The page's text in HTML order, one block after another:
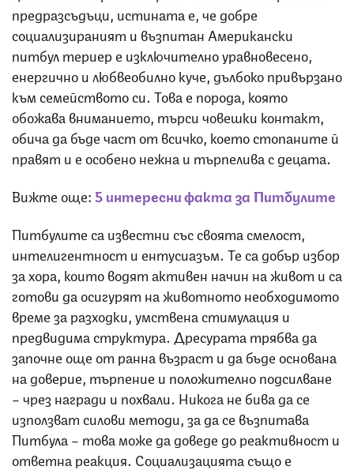
предразсъдъци, истината е, че добре
социализираният и възпитан Американски
питбул териер е изключително уравновесено,
енергично и любвеобилно куче, дълбоко привързано
към семейството си. Това е порода, която
обожава вниманието, търси човешки контакт,
обича да бъде част от всичко, което стопаните й
правят и е особено нежна и търпелива с децата.
Вижте още:5 интересни факта за Питбулите
Питбулите са известни със своята смелост,
интелигентност и ентусиазъм. Те са добър избор
за хора, които водят активен начин на живот и са
готови да осигурят на животното необходимото
време за разходки, умствена стимулация и
предвидима структура. Дресурата трябва да
започне още от ранна възраст и да бъде основана
на доверие, търпение и положително подсилване
– чрез награди и похвали. Никога не бива да се
използват силови методи, за да се възпитава
Питбула – това може да доведе до реактивност и
ответна реакция. Социализацията също е